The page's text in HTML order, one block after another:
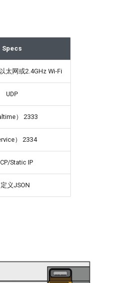
Specs
太网或2.4GHz Wi-Fi
UDP
） 2333
） 2334
Static IP
义JSON